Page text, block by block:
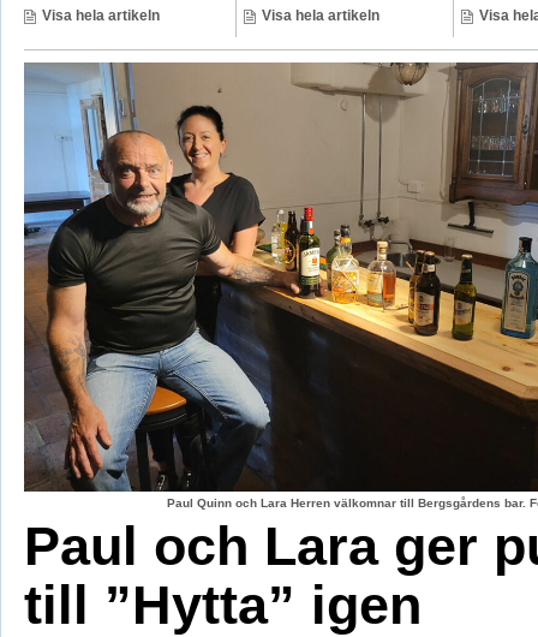
Visa hela artikeln Visa hela artikeln Visa
Paul Quinn och Lara Herren välkomnar till Bergsgårdens bar.
Paul och Lara ger
till ”Hytta” igen